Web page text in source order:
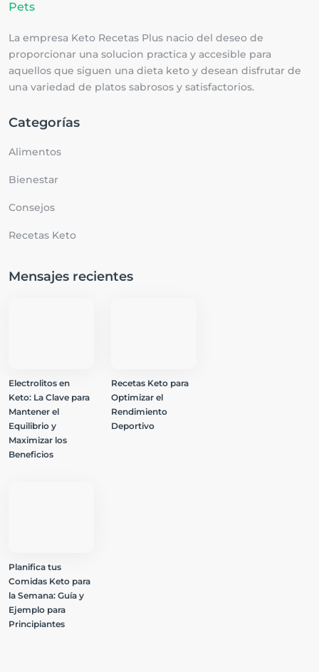
La empresa Keto Recetas Plus nacio del deseo de
proporcionar una solucion practica y accesible para
aquellos que siguen una dieta keto y desean disfrutar de
una variedad de platos sabrosos y satisfactorios.
Categorías
Alimentos
Bienestar
Consejos
Recetas Keto
Mensajes recientes
Electrolitos en
Keto: La Clave para
Mantener el
Equilibrio y
Maximizar los
Beneficios
Recetas Keto para
Optimizar el
Rendimiento
Deportivo
Planifica tus
Comidas Keto para
la Semana: Guía y
Ejemplo para
Principiantes